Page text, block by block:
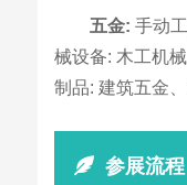
五金: 手动
械设备: 木工机
制品: 建筑五金
参展流程